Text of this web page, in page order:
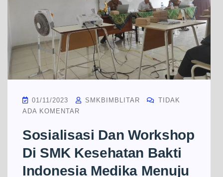
01/11/2023 SMKBIMBLITAR
TIDAK
ADA KOMENTAR
Sosialisasi Dan Workshop
Di SMK Kesehatan Bakti
Indonesia Medika Menuju